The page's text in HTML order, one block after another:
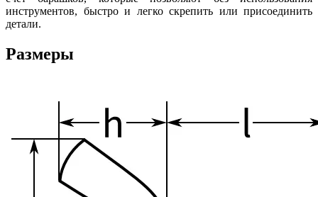
инструментов, быстро и легко скрепить или присоединить
детали.
Размеры